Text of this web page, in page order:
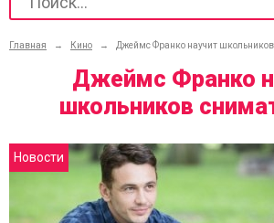
Главная → Кино → Джеймс Франко научит
Джеймс Франко
школьников
Новости